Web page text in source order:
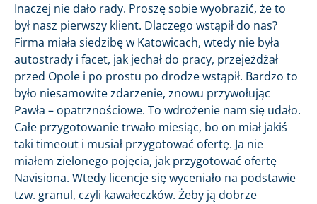
Inaczej nie dało rady. Proszę sobie wyobrazić, że to
był nasz pierwszy klient. Dlaczego wstąpił do nas?
Firma miała siedzibę w Katowicach, wtedy nie była
autostrady i facet, jak jechał do pracy, przejeżdżał
przed Opole i po prostu po drodze wstąpił. Bardzo to
było niesamowite zdarzenie, znowu przywołując
Pawła – opatrznościowe. To wdrożenie nam się udało.
Całe przygotowanie trwało miesiąc, bo on miał jakiś
taki timeout i musiał przygotować ofertę. Ja nie
miałem zielonego pojęcia, jak przygotować ofertę
Navisiona. Wtedy licencje się wyceniało na podstawie
tzw. granul, czyli kawałeczków. Żeby ją dobrze